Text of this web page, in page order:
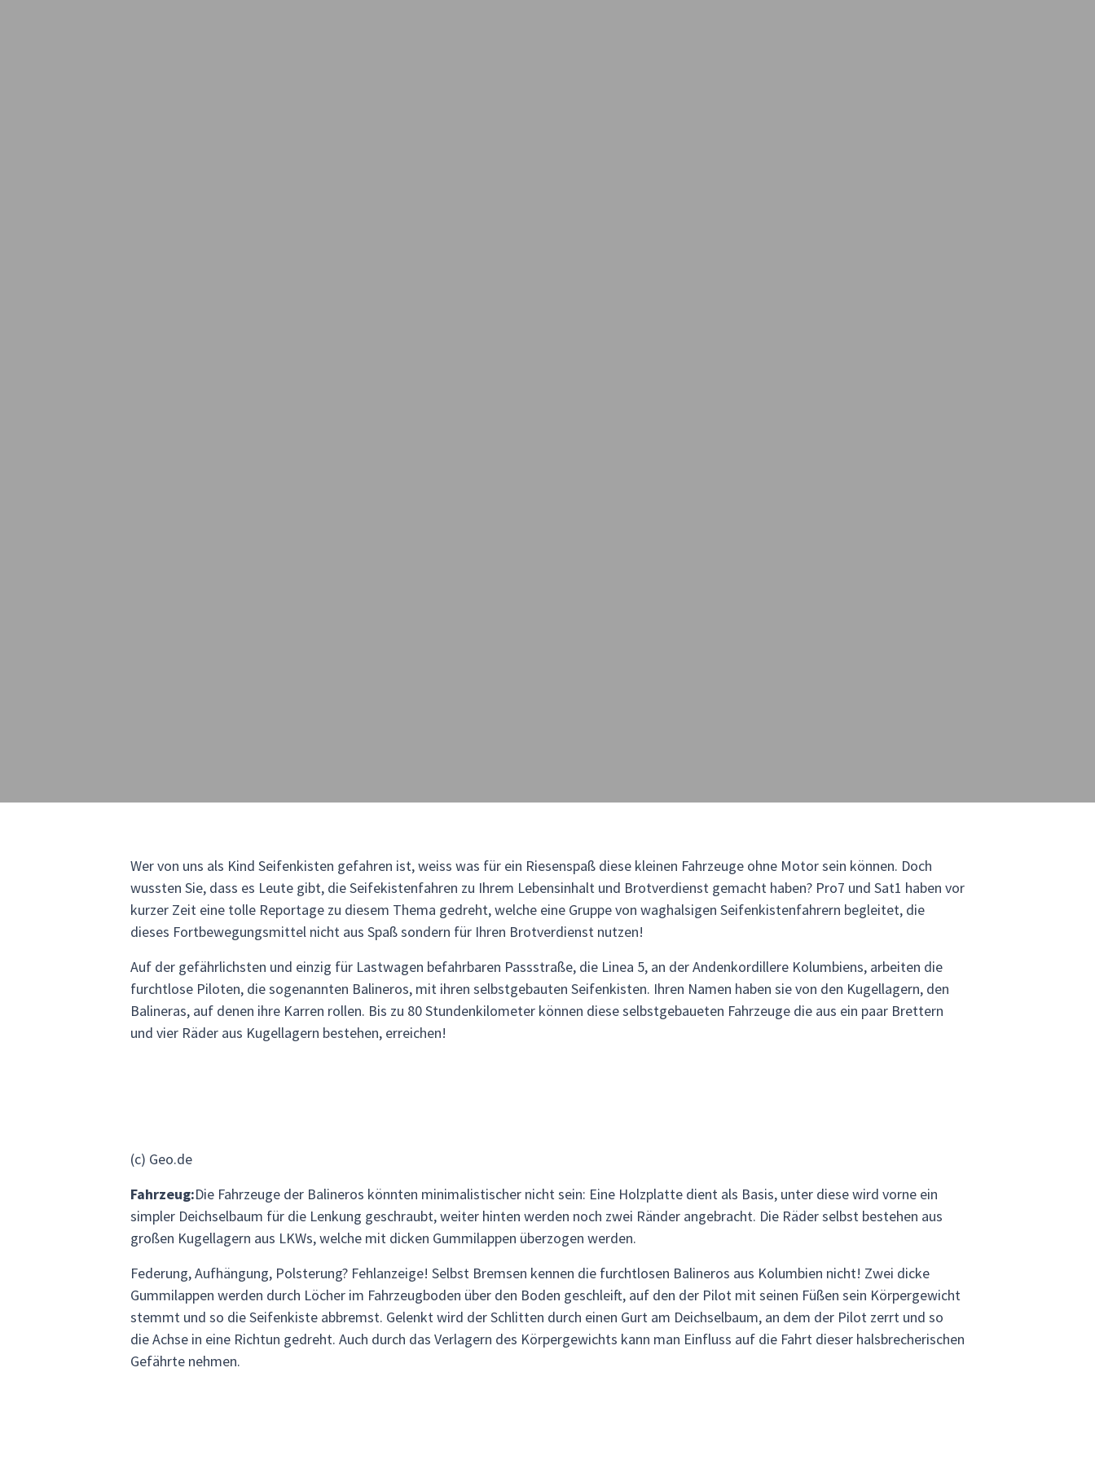
Wer von uns als Kind Seifenkisten gefahren ist, weiss was für ein Riesenspaß diese kleinen Fahrzeuge ohne Motor sein können. Doch
wussten Sie, dass es Leute gibt, die Seifekistenfahren zu Ihrem Lebensinhalt und Brotverdienst gemacht haben? Pro7 und Sat1 haben vor
kurzer Zeit eine tolle Reportage zu diesem Thema gedreht, welche eine Gruppe von waghalsigen Seifenkistenfahrern begleitet, die
dieses Fortbewegungsmittel nicht aus Spaß sondern für Ihren Brotverdienst nutzen!
Auf der gefährlichsten und einzig für Lastwagen befahrbaren Passstraße, die Linea 5, an der Andenkordillere Kolumbiens, arbeiten die
furchtlose Piloten, die sogenannten Balineros, mit ihren selbstgebauten Seifenkisten. Ihren Namen haben sie von den Kugellagern, den
Balineras, auf denen ihre Karren rollen. Bis zu 80 Stundenkilometer können diese selbstgebaueten Fahrzeuge die aus ein paar Brettern
und vier Räder aus Kugellagern bestehen, erreichen!
(c) Geo.de
Fahrzeug:Die Fahrzeuge der Balineros könnten minimalistischer nicht sein: Eine Holzplatte dient als Basis, unter diese wird vorne ein
simpler Deichselbaum für die Lenkung geschraubt, weiter hinten werden noch zwei Ränder angebracht. Die Räder selbst bestehen aus
großen Kugellagern aus LKWs, welche mit dicken Gummilappen überzogen werden.
Federung, Aufhängung, Polsterung? Fehlanzeige! Selbst Bremsen kennen die furchtlosen Balineros aus Kolumbien nicht! Zwei dicke
Gummilappen werden durch Löcher im Fahrzeugboden über den Boden geschleift, auf den der Pilot mit seinen Füßen sein Körpergewicht
stemmt und so die Seifenkiste abbremst. Gelenkt wird der Schlitten durch einen Gurt am Deichselbaum, an dem der Pilot zerrt und so
die Achse in eine Richtun gedreht. Auch durch das Verlagern des Körpergewichts kann man Einfluss auf die Fahrt dieser halsbrecherischen
Gefährte nehmen.